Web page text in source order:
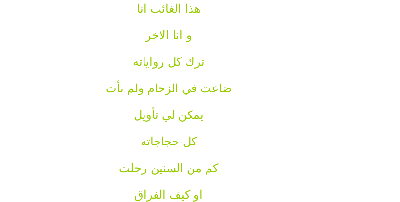
هذا الغائب انا
و انا الاخر
ترك كل رواياته
ضاعت في الزحام ولم تأت
يمكن لي تأويل
كل حجاجاته
كم من السنين رحلت
او كيف الفراق